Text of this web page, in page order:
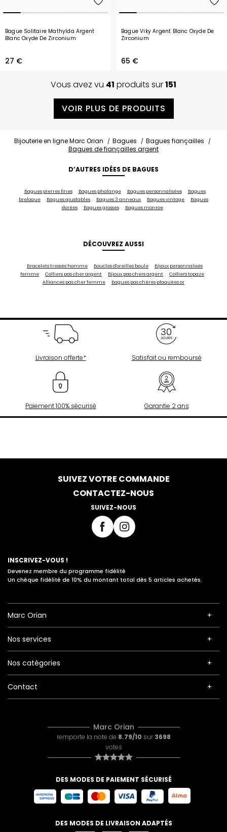
Bague Solitaire Mathylda Argent
Blanc Oxyde De Zirconium
27 €
Bague Viky Argent Blanc Oxyde De
Zirconium
65 €
Vous avez vu 41 produits sur151
VOIR PLUS DE PRODUITS
Bijouterie en ligne Marc Orian Bagues
Bagues fiançailles
Bagues de fiançailles argent
D’AUTRES IDÉES DE BAGUES
Bagues pierres fines Bagues phalange Bagues personnalisées
Bagues
breloque
Bagues ajustables Bagues 3 anneaux Bagues vintage
Bagues
dorées
Bagues grosses Bagues monroe
DÉCOUVREZ AUSSI
Bracelets tressés homme Boucles d'oreilles boule
Bijoux personnalisés
femme
Colliers pas cher argent Bijoux pas chers argent
Colliers topaze
Alliances pas cher femme
Bagues pas chères plaquées or
Livraison offerte* Satisfait ou remboursé
Paiement 100% sécurisé Garantie 2 ans
SUIVEZ VOTRE COMMANDE
CONTACTEZ-NOUS
SUIVEZ-NOUS
INSCRIVEZ-VOUS !
Devenez membre du programme fidélité
Un chèque fidélité de 10% du montant total dès 5 articles achetés.
Marc Orian
Nos services
Nos catégories
Contact
Marc Orian
remporte la note de 8.79/10 sur 3698
votes
DES MODES DE PAIEMENT SÉCURISÉ
DES MODES DE LIVRAISON ADAPTÉS